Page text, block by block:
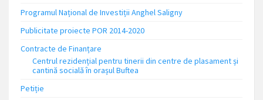
Programul Național de Investiții Anghel Saligny
Publicitate proiecte POR 2014-2020
Contracte de Finanțare
Centrul rezidențial pentru tinerii din centre de plasament și
cantină socială în orașul Buftea
Petiție